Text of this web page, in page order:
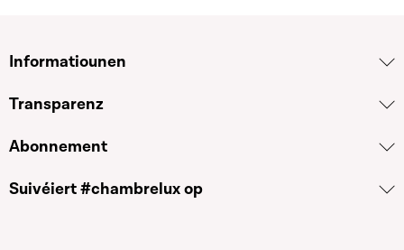
Informatiounen
Transparenz
Abonnement
Suivéiert #chambrelux op